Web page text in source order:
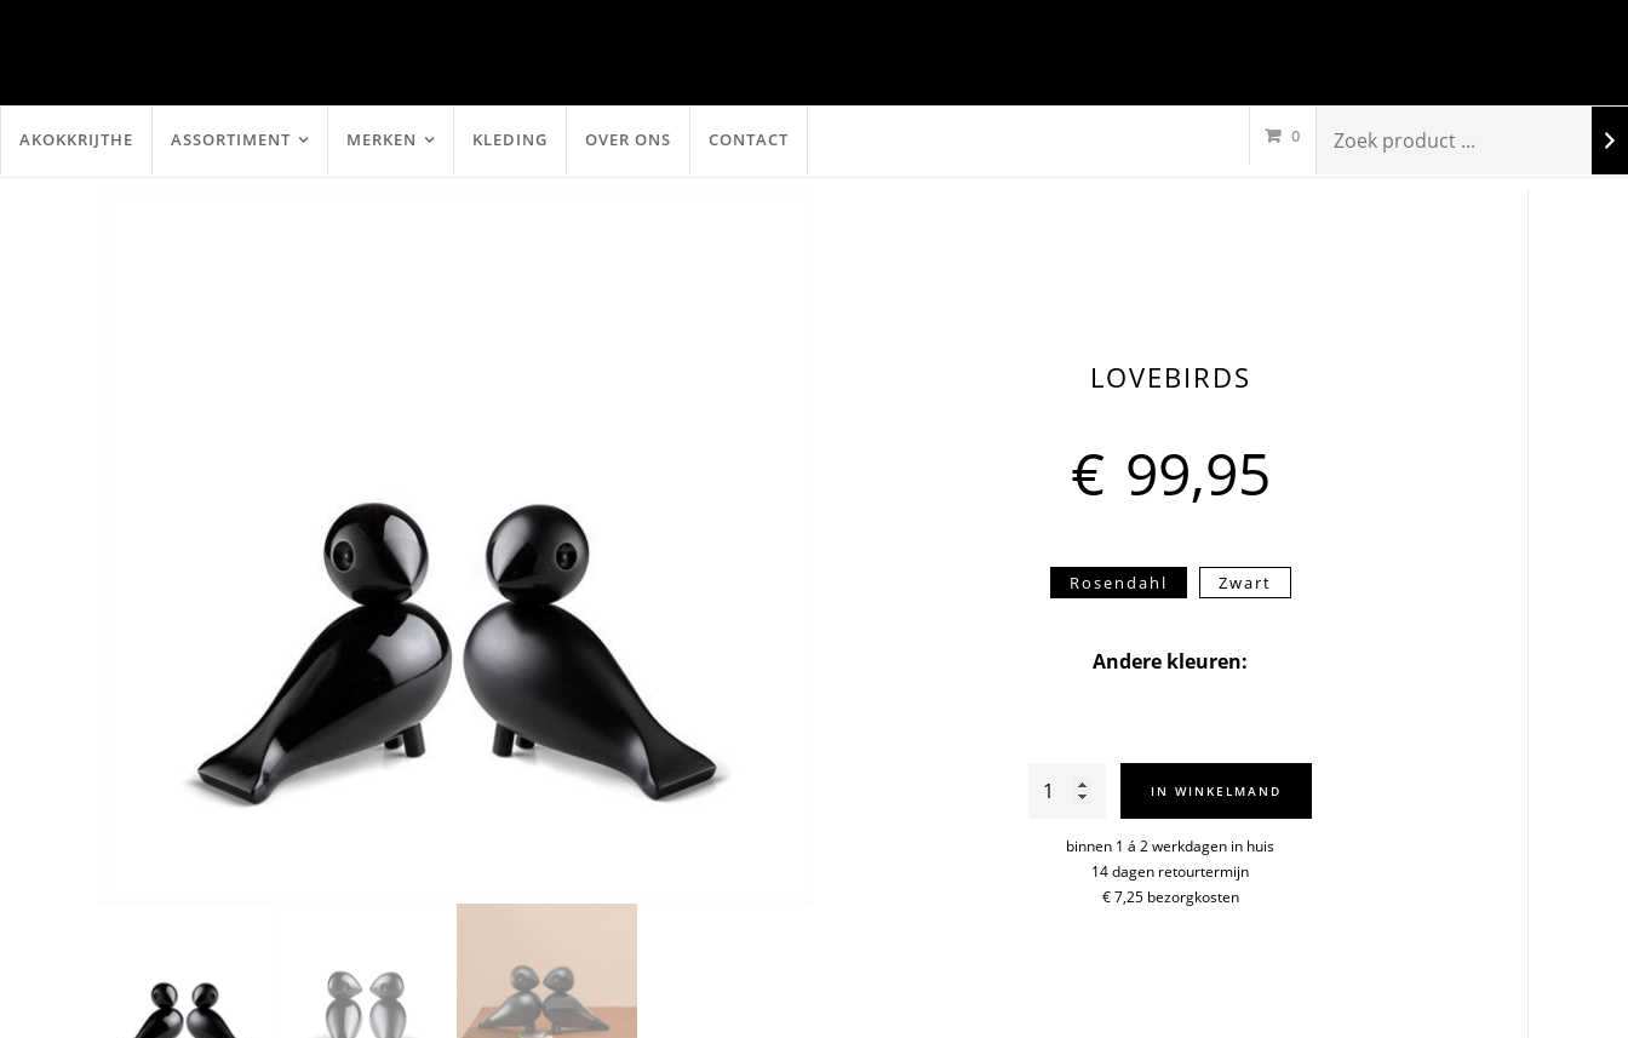
AKOKKRIJTHE ASSORTIMENT MERKEN KLEDING OVER ONS CONTACT 0
LOVEBIRDS
€ 99,95
Rosendahl Zwart
Andere kleuren:
Lovebirds
IN WINKELMAND
binnen 1 á 2 werkdagen in huis
14 dagen retourtermijn
€ 7,25 bezorgkosten